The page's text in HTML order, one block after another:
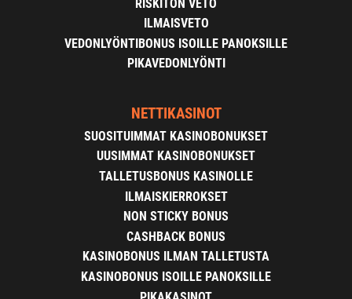
RISKITÖN VETO
ILMAISVETO
VEDONLYÖNTIBONUS ISOILLE PANOKSILLE
PIKAVEDONLYÖNTI
NETTIKASINOT
SUOSITUIMMAT KASINOBONUKSET
UUSIMMAT KASINOBONUKSET
TALLETUSBONUS KASINOLLE
ILMAISKIERROKSET
NON STICKY BONUS
CASHBACK BONUS
KASINOBONUS ILMAN TALLETUSTA
KASINOBONUS ISOILLE PANOKSILLE